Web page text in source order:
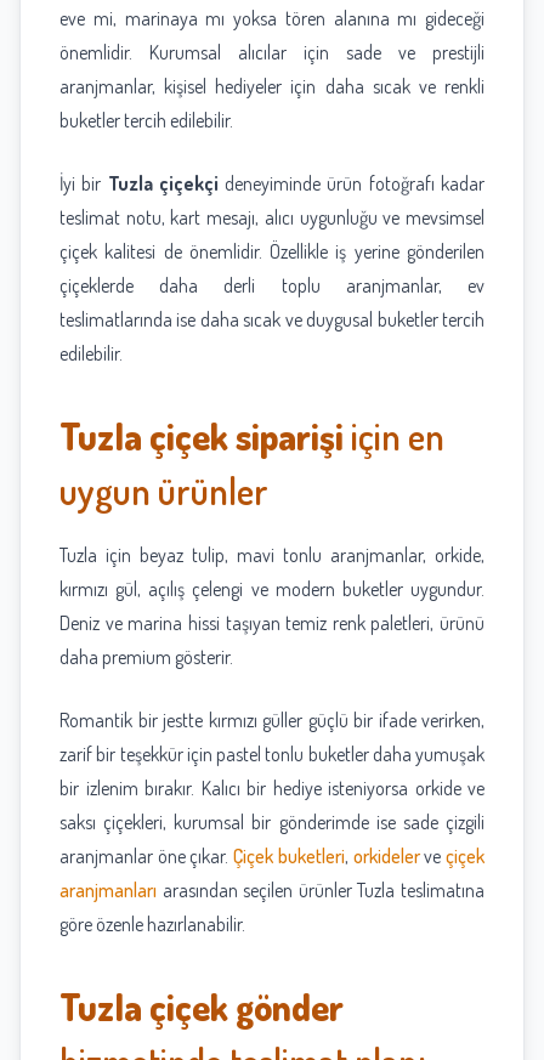
eve mi, marinaya mı yoksa tören alanına mı gideceği
önemlidir. Kurumsal alıcılar için sade ve prestijli
aranjmanlar, kişisel hediyeler için daha sıcak ve renkli
buketler tercih edilebilir.
İyi bir Tuzla çiçekçi deneyiminde ürün fotoğrafı kadar
teslimat notu, kart mesajı, alıcı uygunluğu ve mevsimsel
çiçek kalitesi de önemlidir. Özellikle iş yerine gönderilen
çiçeklerde daha derli toplu aranjmanlar, ev
teslimatlarında ise daha sıcak ve duygusal buketler tercih
edilebilir.
Tuzla çiçek siparişi için en
uygun ürünler
Tuzla için beyaz tulip, mavi tonlu aranjmanlar, orkide,
kırmızı gül, açılış çelengi ve modern buketler uygundur.
Deniz ve marina hissi taşıyan temiz renk paletleri, ürünü
daha premium gösterir.
Romantik bir jestte kırmızı güller güçlü bir ifade verirken,
zarif bir teşekkür için pastel tonlu buketler daha yumuşak
bir izlenim bırakır. Kalıcı bir hediye isteniyorsa orkide ve
saksı çiçekleri, kurumsal bir gönderimde ise sade çizgili
aranjmanlar öne çıkar.Çiçek buketleri, orkidelerveçiçek
aranjmanları arasından seçilen ürünler Tuzla teslimatına
göre özenle hazırlanabilir.
Tuzla çiçek gönder